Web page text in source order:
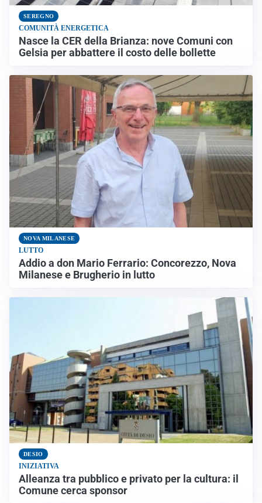
SEREGNO
COMUNITÀ ENERGETICA
Nasce la CER della Brianza: nove Comuni con
Gelsia per abbattere il costo delle bollette
NOVA MILANESE
LUTTO
Addio a don Mario Ferrario: Concorezzo, Nova
Milanese e Brugherio in lutto
DESIO
INIZIATIVA
Alleanza tra pubblico e privato per la cultura: il
Comune cerca sponsor